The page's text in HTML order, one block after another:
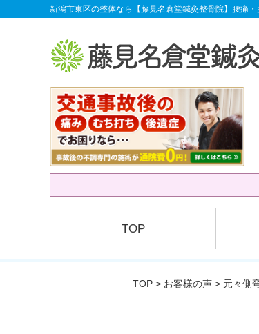
新潟市東区の整体なら【藤見名倉堂鍼灸整骨院】腰痛・
TOP
TOP > お客様の声 > 元々側